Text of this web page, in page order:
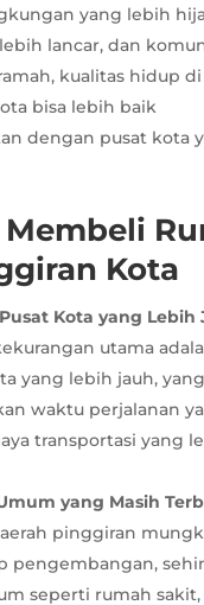
yang lebih
lancar, dan
kualitas hidup di
bisa lebih baik
dengan pusat kota
Membeli
Kota
Kota yang Lebih
utama
yang lebih jauh,
waktu perjalanan
transportasi yang
yang Masih
pinggiran
pengembangan,
seperti rumah sakit,